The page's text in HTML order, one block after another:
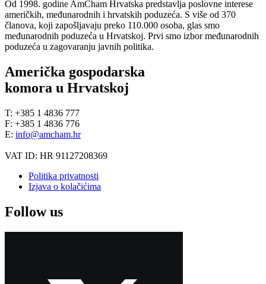
Od 1998. godine AmCham Hrvatska predstavlja poslovne interese
američkih, međunarodnih i hrvatskih poduzeća. S više od 370
članova, koji zapošljavaju preko 110.000 osoba, glas smo
međunarodnih poduzeća u Hrvatskoj. Prvi smo izbor međunarodnih
poduzeća u zagovaranju javnih politika.
Američka gospodarska
komora u Hrvatskoj
T: +385 1 4836 777
F: +385 1 4836 776
E: info@amcham.hr
VAT ID: HR 91127208369
Politika privatnosti
Izjava o kolačićima
Follow us